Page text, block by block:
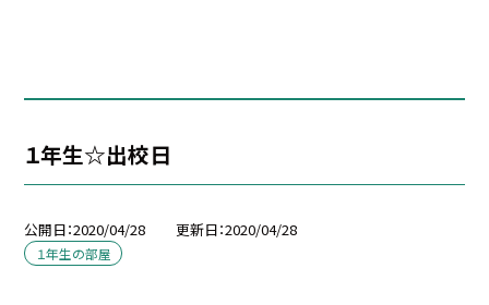
１年生☆出校日
公開日 2020/04/28 更新日 2020/04/28
１年生の部屋